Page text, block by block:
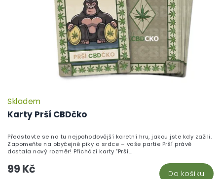
Karty Prší CBDčko
Skladem
99 Kč Do košíku
Představte se na tu nejpohodovější karetní hru, jakou jste kdy zažili.
Zapomeňte na obyčejné piky a srdce – vaše partie Prší právě
dostala nový rozměr! Přichází karty "Prší...